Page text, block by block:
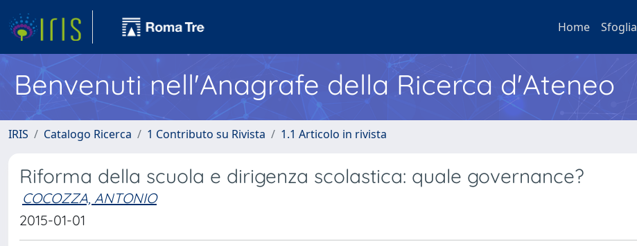
Home Sfoglia
Benvenuti nell'Anagrafe della Ricerca d'Ateneo
IRIS Catalogo Ricerca 1 Contributo su Rivista 1.1 Articolo in rivista
Riforma della scuola e dirigenza scolastica: quale governance?
COCOZZA, ANTONIO
2015-01-01